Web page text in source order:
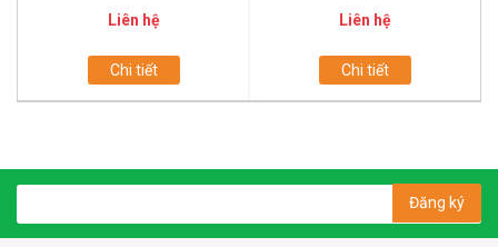
Liên hệ
Chi tiết
Liên hệ
Chi tiết
Đăng ký